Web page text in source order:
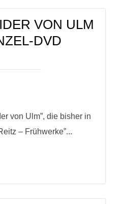
VON ULM
DVD
von Ulm”, die bisher in
– Frühwerke”...